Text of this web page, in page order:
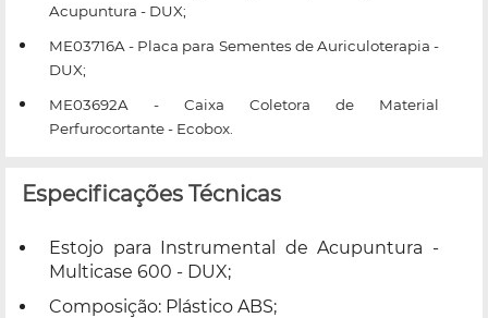
Acupuntura - DUX;
ME03716A - Placa para Sementes de Auriculoterapia -
DUX;
ME03692A - Caixa Coletora de Material
Perfurocortante - Ecobox.
Especificações Técnicas
Estojo para Instrumental de Acupuntura -
Multicase 600 - DUX;
Composição: Plástico ABS;